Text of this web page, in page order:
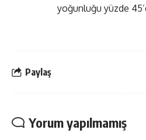
yoğunluğu yüzde
Paylaş
Yorum yapılmamış